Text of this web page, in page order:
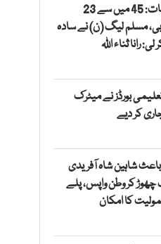
آزاد کشمیر انتخابات: 45 میں سے 23
مسلم لیگ (ن) نے سادہ
رانا ثناء اللہ
بورڈز نے میٹرک
شاہین شاہ آفریدی
چھوڑ کر وطن واپس، پلے
کا امکان